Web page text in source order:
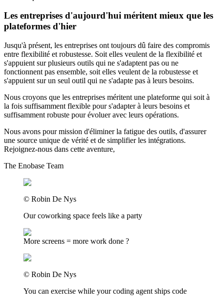
Les entreprises d'aujourd'hui méritent mieux que les
plateformes d'hier
Jusqu'à présent, les entreprises ont toujours dû faire des compromis
entre flexibilité et robustesse. Soit elles veulent de la flexibilité et
s'appuient sur plusieurs outils qui ne s'adaptent pas ou ne
fonctionnent pas ensemble, soit elles veulent de la robustesse et
s'appuient sur un seul outil qui ne s'adapte pas à leurs besoins.
Nous croyons que les entreprises méritent une plateforme qui soit à
la fois suffisamment flexible pour s'adapter à leurs besoins et
suffisamment robuste pour évoluer avec leurs opérations.
Nous avons pour mission d'éliminer la fatigue des outils, d'assurer
une source unique de vérité et de simplifier les intégrations.
Rejoignez-nous dans cette aventure,
The Enobase Team
© Robin De Nys
Our coworking space feels like a party
More screens = more work done ?
© Robin De Nys
You can exercise while your coding agent ships code